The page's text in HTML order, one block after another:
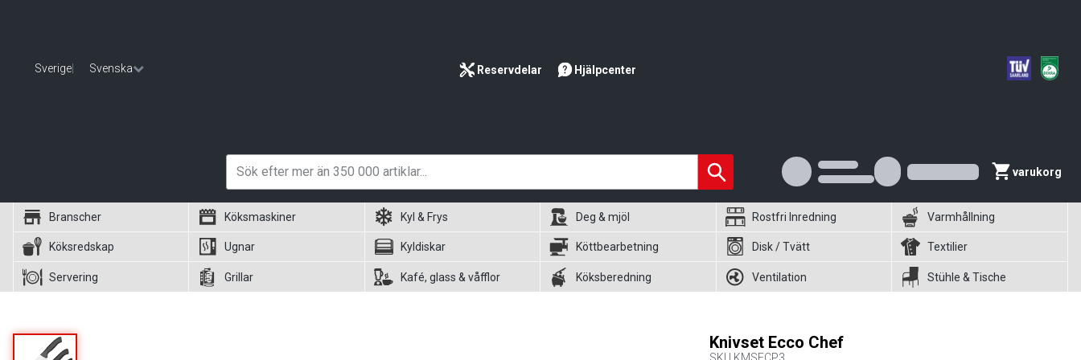
Sverige Svenska Reservdelar Hjälpcenter
varukorg
Branscher Köksmaskiner Kyl & Frys Deg & mjöl Rostfri Inredning Varmhållning
Köksredskap Ugnar Kyldiskar Köttbearbetning Disk / Tvätt Textilier
Servering Grillar Kafé, glass & våfflor Köksberedning Ventilation Stühle & Tische
Knivset Ecco Chef